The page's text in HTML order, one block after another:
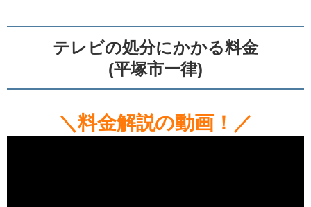
テレビの処分にかかる料金
(平塚市一律)
＼料金解説の動画！／